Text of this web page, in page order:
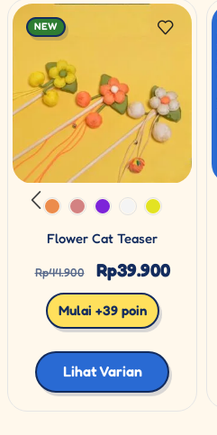
NEW
Flower Cat Teaser
Rp44.900 Rp39.900
Mulai +39 poin
Lihat Varian